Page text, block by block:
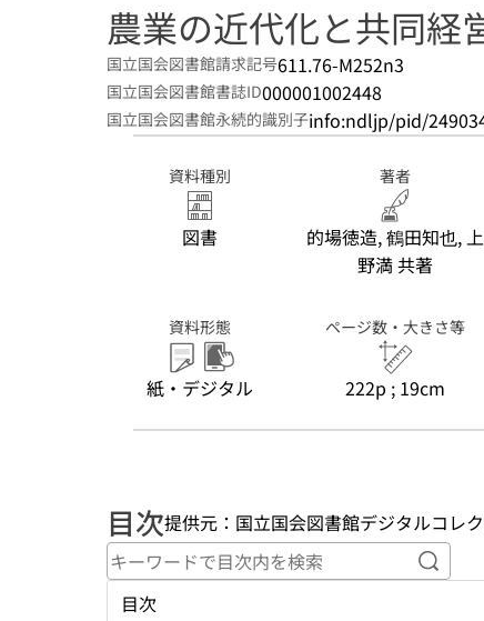
農業の近代化と共同経
国立国会図書館請求記号611.76-M252n3
国立国会図書館書誌ID000001002448
国立国会図書館永続的識別子info:ndljp/pid/
資料種別
図書
著者
的場徳造, 鶴田知也, 上
野満 共著
資料形態
紙・デジタル
ページ数・大きさ等
222p ; 19cm
目次提供元：国立国会図書館デジタルコレ
キーワ
目次